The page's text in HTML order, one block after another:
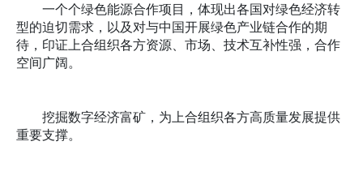
一个个绿色能源合作项目，体现出各国对绿色经济转
型的迫切需求，以及对与中国开展绿色产业链合作的期
待，印证上合组织各方资源、市场、技术互补性强，合作
空间广阔。
挖掘数字经济富矿，为上合组织各方高质量发展提供
重要支撑。